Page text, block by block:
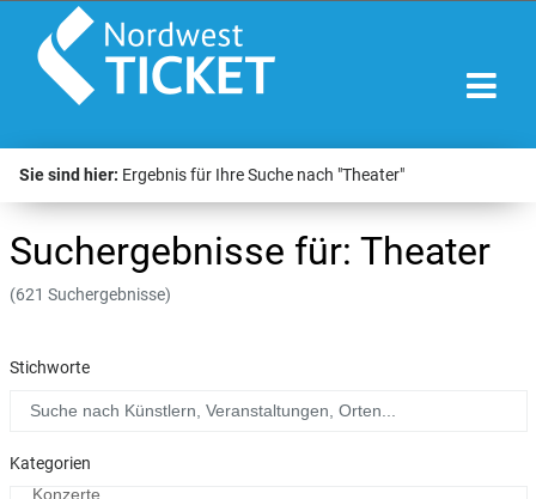
Sie sind hier: Ergebnis für Ihre Suche nach "Theater"
Suchergebnisse für: Theater
(621 Suchergebnisse)
Stichworte
Kategorien